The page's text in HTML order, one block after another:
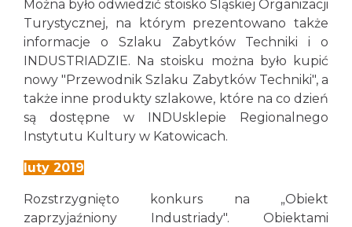
Można było odwiedzić stoisko Śląskiej Organizacji
Turystycznej, na którym prezentowano także
informacje o Szlaku Zabytków Techniki i o
INDUSTRIADZIE. Na stoisku można było kupić
nowy "Przewodnik Szlaku Zabytków Techniki", a
także inne produkty szlakowe, które na co dzień
są dostępne w INDUsklepie Regionalnego
Instytutu Kultury w Katowicach.
luty 2019
Rozstrzygnięto konkurs na „Obiekt
zaprzyjaźniony Industriady". Obiektami